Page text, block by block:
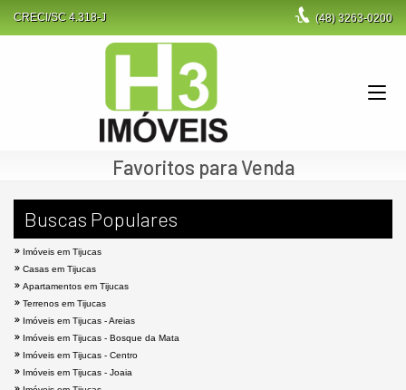
CRECI/SC 4.318-J (48)3263-0200
Favoritos para Venda
Buscas Populares
Imóveis em Tijucas
Casas em Tijucas
Apartamentos em Tijucas
Terrenos em Tijucas
Imóveis em Tijucas - Areias
Imóveis em Tijucas - Bosque da Mata
Imóveis em Tijucas - Centro
Imóveis em Tijucas - Joaia